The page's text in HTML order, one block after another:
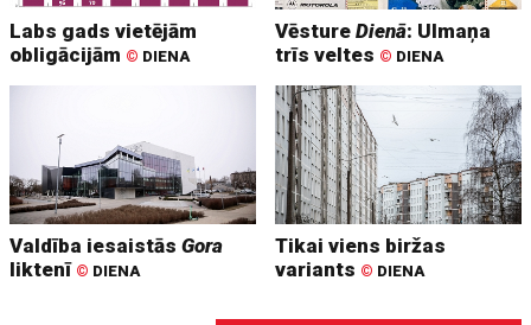
Labs gads vietējām
obligācijām © DIENA
VēstureDienā: Ulmaņa
trīs veltes © DIENA
Valdība iesaistāsGora
liktenī © DIENA
Tikai viens biržas
variants © DIENA